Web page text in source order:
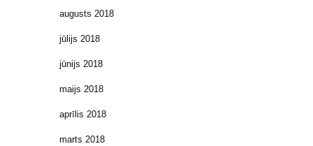
augusts 2018
jūlijs 2018
jūnijs 2018
maijs 2018
aprīlis 2018
marts 2018